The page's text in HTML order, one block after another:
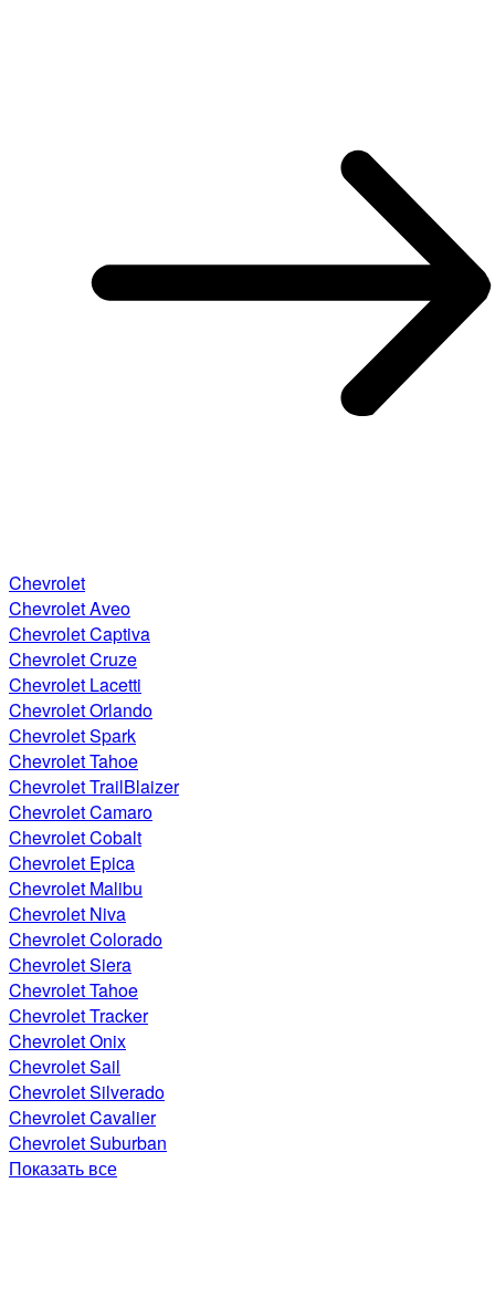
Chevrolet
Chevrolet Aveo
Chevrolet Captiva
Chevrolet Cruze
Chevrolet Lacetti
Chevrolet Orlando
Chevrolet Spark
Chevrolet Tahoe
Chevrolet TrailBlaizer
Chevrolet Camaro
Chevrolet Cobalt
Chevrolet Epica
Chevrolet Malibu
Chevrolet Niva
Chevrolet Colorado
Chevrolet Siera
Chevrolet Tahoe
Chevrolet Tracker
Chevrolet Onix
Chevrolet Sail
Chevrolet Silverado
Chevrolet Cavalier
Chevrolet Suburban
Показать все